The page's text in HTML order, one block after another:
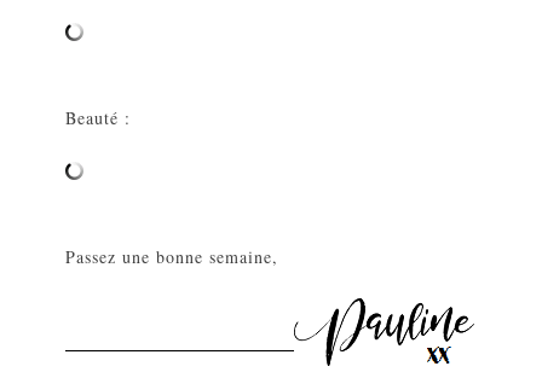
Beauté :
Passez une bonne semaine,